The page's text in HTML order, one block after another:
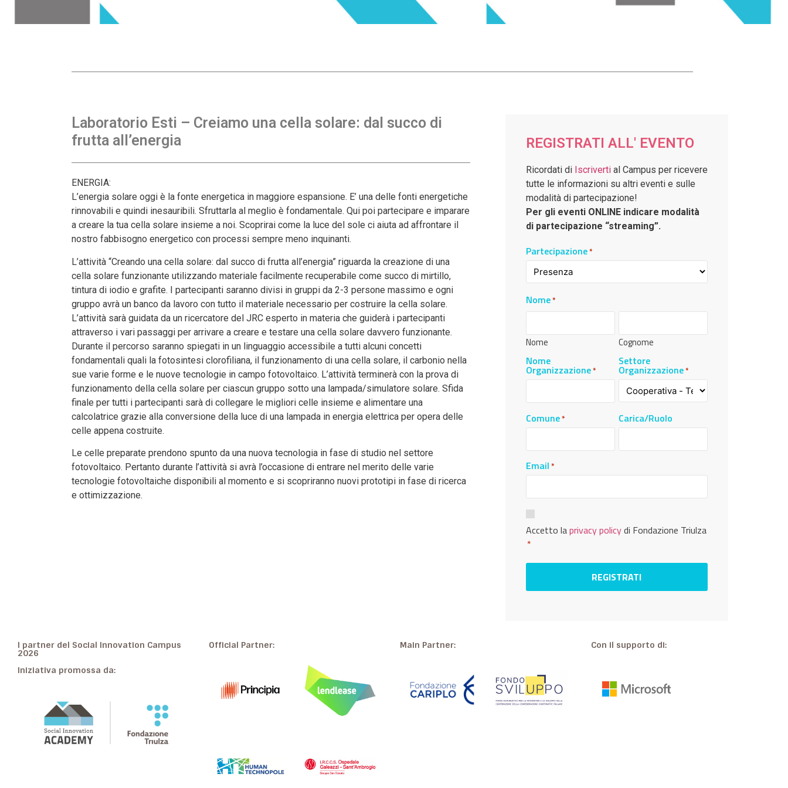
Laboratorio Esti – Creiamo una cella solare: dal succo di
frutta all’energia
ENERGIA:
L’energia solare oggi è la fonte energetica in maggiore espansione. E’ una delle fonti energetiche
rinnovabili e quindi inesauribili. Sfruttarla al meglio è fondamentale. Qui poi partecipare e imparare
a creare la tua cella solare insieme a noi. Scoprirai come la luce del sole ci aiuta ad affrontare il
nostro fabbisogno energetico con processi sempre meno inquinanti.
L’attività “Creando una cella solare: dal succo di frutta all’energia” riguarda la creazione di una
cella solare funzionante utilizzando materiale facilmente recuperabile come succo di mirtillo,
tintura di iodio e grafite. I partecipanti saranno divisi in gruppi da 2-3 persone massimo e ogni
gruppo avrà un banco da lavoro con tutto il materiale necessario per costruire la cella solare.
L’attività sarà guidata da un ricercatore del JRC esperto in materia che guiderà i partecipanti
attraverso i vari passaggi per arrivare a creare e testare una cella solare davvero funzionante.
Durante il percorso saranno spiegati in un linguaggio accessibile a tutti alcuni concetti
fondamentali quali la fotosintesi clorofiliana, il funzionamento di una cella solare, il carbonio nella
sue varie forme e le nuove tecnologie in campo fotovoltaico. L’attività terminerà con la prova di
funzionamento della cella solare per ciascun gruppo sotto una lampada/simulatore solare. Sfida
finale per tutti i partecipanti sarà di collegare le migliori celle insieme e alimentare una
calcolatrice grazie alla conversione della luce di una lampada in energia elettrica per opera delle
celle appena costruite.
Le celle preparate prendono spunto da una nuova tecnologia in fase di studio nel settore
fotovoltaico. Pertanto durante l’attività si avrà l’occasione di entrare nel merito delle varie
tecnologie fotovoltaiche disponibili al momento e si scopriranno nuovi prototipi in fase di ricerca
e ottimizzazione.
REGISTRATI ALL' EVENTO
Ricordati di Iscrivertial Campus per ricevere
tutte le informazioni su altri eventi e sulle
modalità di partecipazione!
Per gli eventi ONLINE indicare modalità
di partecipazione “streaming”.
Partecipazione*
Nome*
Nome Cognome
Nome
Organizzazione*
Settore
Organizzazione*
Comune* Carica/Ruolo
Email *
Consenso
Privacy
*
Accetto laprivacy policydi Fondazione Triulza
*
I partner del Social Innovation Campus
2026
Iniziativa promossa da:
Official Partner: Main Partner: Con il supporto di: